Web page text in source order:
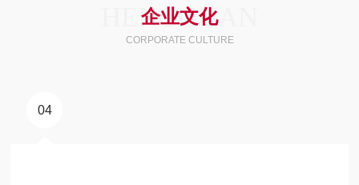
企业文化
HENGGUAN
CORPORATE CULTURE
04